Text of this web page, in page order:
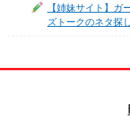
【姉妹サイト】ガ
ズトークのネタ探し